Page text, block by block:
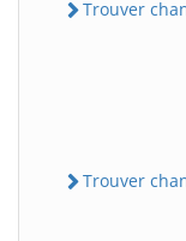
Trouver
Trouver